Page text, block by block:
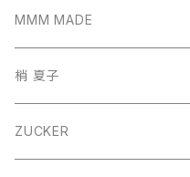
サコッシュ
巾着バッグ
バッグ
MMM MADE
梢 夏子
ZUCKER